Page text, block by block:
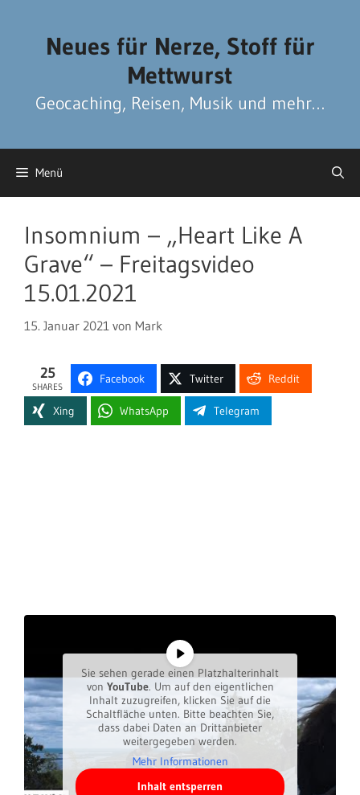
Neues für Nerze, Stoff für
Mettwurst
Geocaching, Reisen, Musik und mehr…
Menü
Insomnium – „Heart Like A
Grave“ – Freitagsvideo
15.01.2021
15. Januar 2021 von Mark
25
SHARES
Facebook Twitter Reddit
Xing WhatsApp Telegram
Sie sehen gerade einen Platzhalterinhalt
von YouTube. Um auf den eigentlichen
Inhalt zuzugreifen, klicken Sie auf die
Schaltfläche unten. Bitte beachten Sie,
dass dabei Daten an Drittanbieter
weitergegeben werden.
Mehr Informationen
Inhalt entsperren